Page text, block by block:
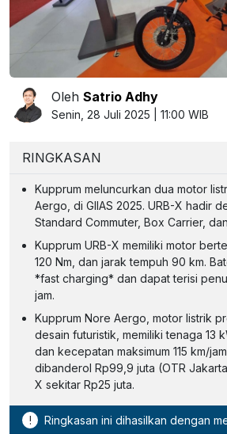
Oleh Satrio Adhy
Senin, 28 Juli 2025 | 11:00 WIB
RINGKASAN
Kupprum meluncurkan dua motor
Aergo, di GIIAS 2025. URB-X hadir
Standard Commuter, Box Carrier,
Kupprum URB-X memiliki motor
120 Nm, dan jarak tempuh 90 km.
*fast charging* dan dapat terisi
jam.
Kupprum Nore Aergo, motor listrik
desain futuristik, memiliki tenaga 13
dan kecepatan maksimum 115 km/
dibanderol Rp99,9 juta (OTR
X sekitar Rp25 juta.
! Ringkasan ini dihasilkan dengan